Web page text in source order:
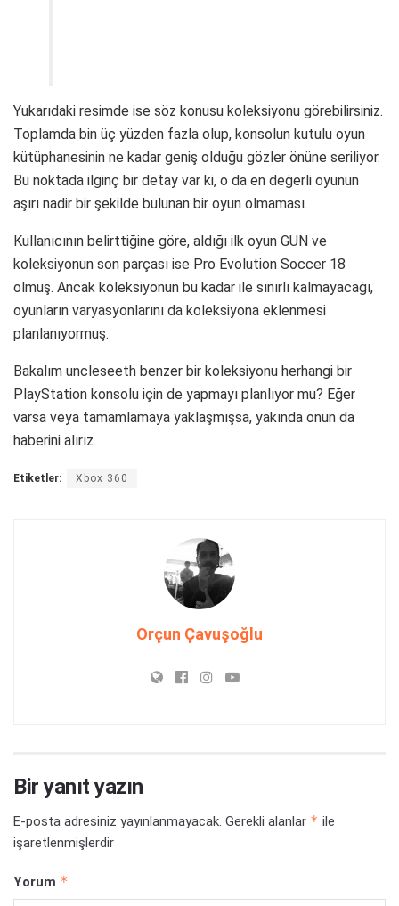
Yukarıdaki resimde ise söz konusu koleksiyonu görebilirsiniz.
Toplamda bin üç yüzden fazla olup, konsolun kutulu oyun
kütüphanesinin ne kadar geniş olduğu gözler önüne seriliyor.
Bu noktada ilginç bir detay var ki, o da en değerli oyunun
aşırı nadir bir şekilde bulunan bir oyun olmaması.
Kullanıcının belirttiğine göre, aldığı ilk oyun GUN ve
koleksiyonun son parçası ise Pro Evolution Soccer 18
olmuş. Ancak koleksiyonun bu kadar ile sınırlı kalmayacağı,
oyunların varyasyonlarını da koleksiyona eklenmesi
planlanıyormuş.
Bakalım uncleseeth benzer bir koleksiyonu herhangi bir
PlayStation konsolu için de yapmayı planlıyor mu? Eğer
varsa veya tamamlamaya yaklaşmışsa, yakında onun da
haberini alırız.
Etiketler: Xbox 360
Orçun Çavuşoğlu
Bir yanıt yazın
E-posta adresiniz yayınlanmayacak. Gerekli alanlar * ile
işaretlenmişlerdir
Yorum *